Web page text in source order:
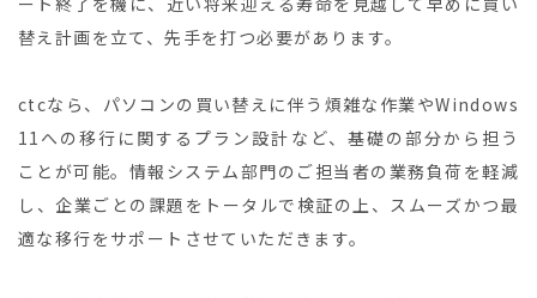
替え計画を立て、先手を打つ必要があります。
ctcなら、パソコンの買い替えに伴う煩雑な作業やWindows
11への移行に関するプラン設計など、基礎の部分から担う
ことが可能。情報システム部門のご担当者の業務負荷を軽減
し、企業ごとの課題をトータルで検証の上、スムーズかつ最
適な移行をサポートさせていただきます。